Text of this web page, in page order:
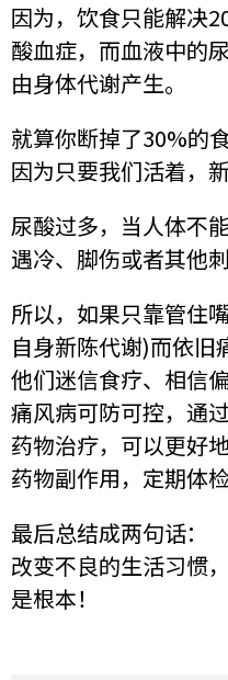
因为，饮食只能解决
酸血症，而血液中的
由身体代谢产生。
就算你断掉了30%的
因为只要我们活着，
尿酸过多，当人体不
遇冷、脚伤或者其他
所以，如果只靠管住
自身新陈代谢)而依旧
他们迷信食疗、相信
痛风病可防可控，通
药物治疗，可以更好
药物副作用，定期体检
最后总结成两句话：
改变不良的生活习惯
是根本！